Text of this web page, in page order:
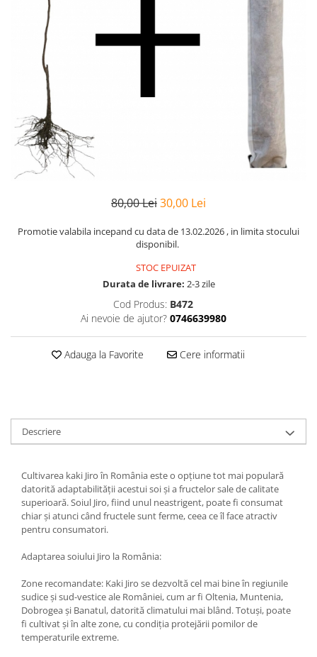
80,00 Lei30,00 Lei
Promotie valabila incepand cu data de 13.02.2026 , in limita stocului
disponibil.
STOC EPUIZAT
Durata de livrare: 2-3 zile
Cod Produs: B472
Ai nevoie de ajutor? 0746639980
Adauga la Favorite Cere informatii
Descriere
Cultivarea kaki Jiro în România este o opțiune tot mai populară
datorită adaptabilității acestui soi și a fructelor sale de calitate
superioară. Soiul Jiro, fiind unul neastrigent, poate fi consumat
chiar și atunci când fructele sunt ferme, ceea ce îl face atractiv
pentru consumatori.
Adaptarea soiului Jiro la România:
Zone recomandate: Kaki Jiro se dezvoltă cel mai bine în regiunile
sudice și sud-vestice ale României, cum ar fi Oltenia, Muntenia,
Dobrogea și Banatul, datorită climatului mai blând. Totuși, poate
fi cultivat și în alte zone, cu condiția protejării pomilor de
temperaturile extreme.